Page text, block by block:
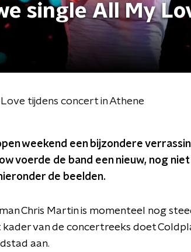
single All My
tijdens concert in Athene
weekend een bijzondere
voerde de band een nieuw, nog
de beelden.
Chris Martin is momenteel nog
van de concertreeks doet
aan.